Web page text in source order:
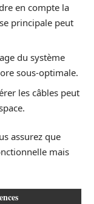
en compte la
principale peut
du système
sous-optimale.
les câbles peut
assurez que
mais